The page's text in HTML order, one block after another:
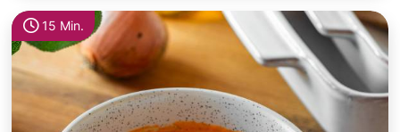
15 Min.